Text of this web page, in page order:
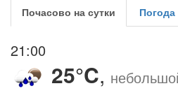
Почасово на сутки
21:00
25°C,